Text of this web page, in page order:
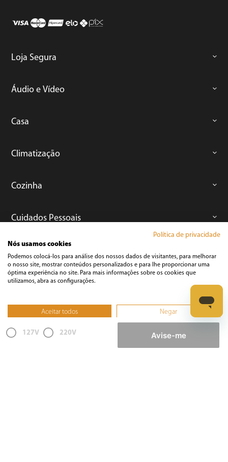
127V 220V Avise-me
Loja Segura
Áudio e Vídeo
Casa
Climatização
Cozinha
Cuidados Pessoais
Ferramentas
Esmerilhadeira
Furadeira
Lixadeira
Política de privacidade
Nós usamos cookies
Podemos colocá-los para análise dos nossos dados de visitantes, para melhorar
o nosso site, mostrar conteúdos personalizados e para lhe proporcionar uma
óptima experiência no site. Para mais informações sobre os cookies que
utilizamos, abra as configurações.
Aceitar todos Negar
Não, ajustar